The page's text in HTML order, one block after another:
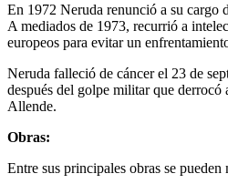
En 1972 Neruda renunció a su cargo
A mediados de 1973, recurrió a
europeos para evitar un
Neruda falleció de cáncer el 23 de
después del golpe militar que derrocó
Allende.
Obras:
Entre sus principales obras se pueden